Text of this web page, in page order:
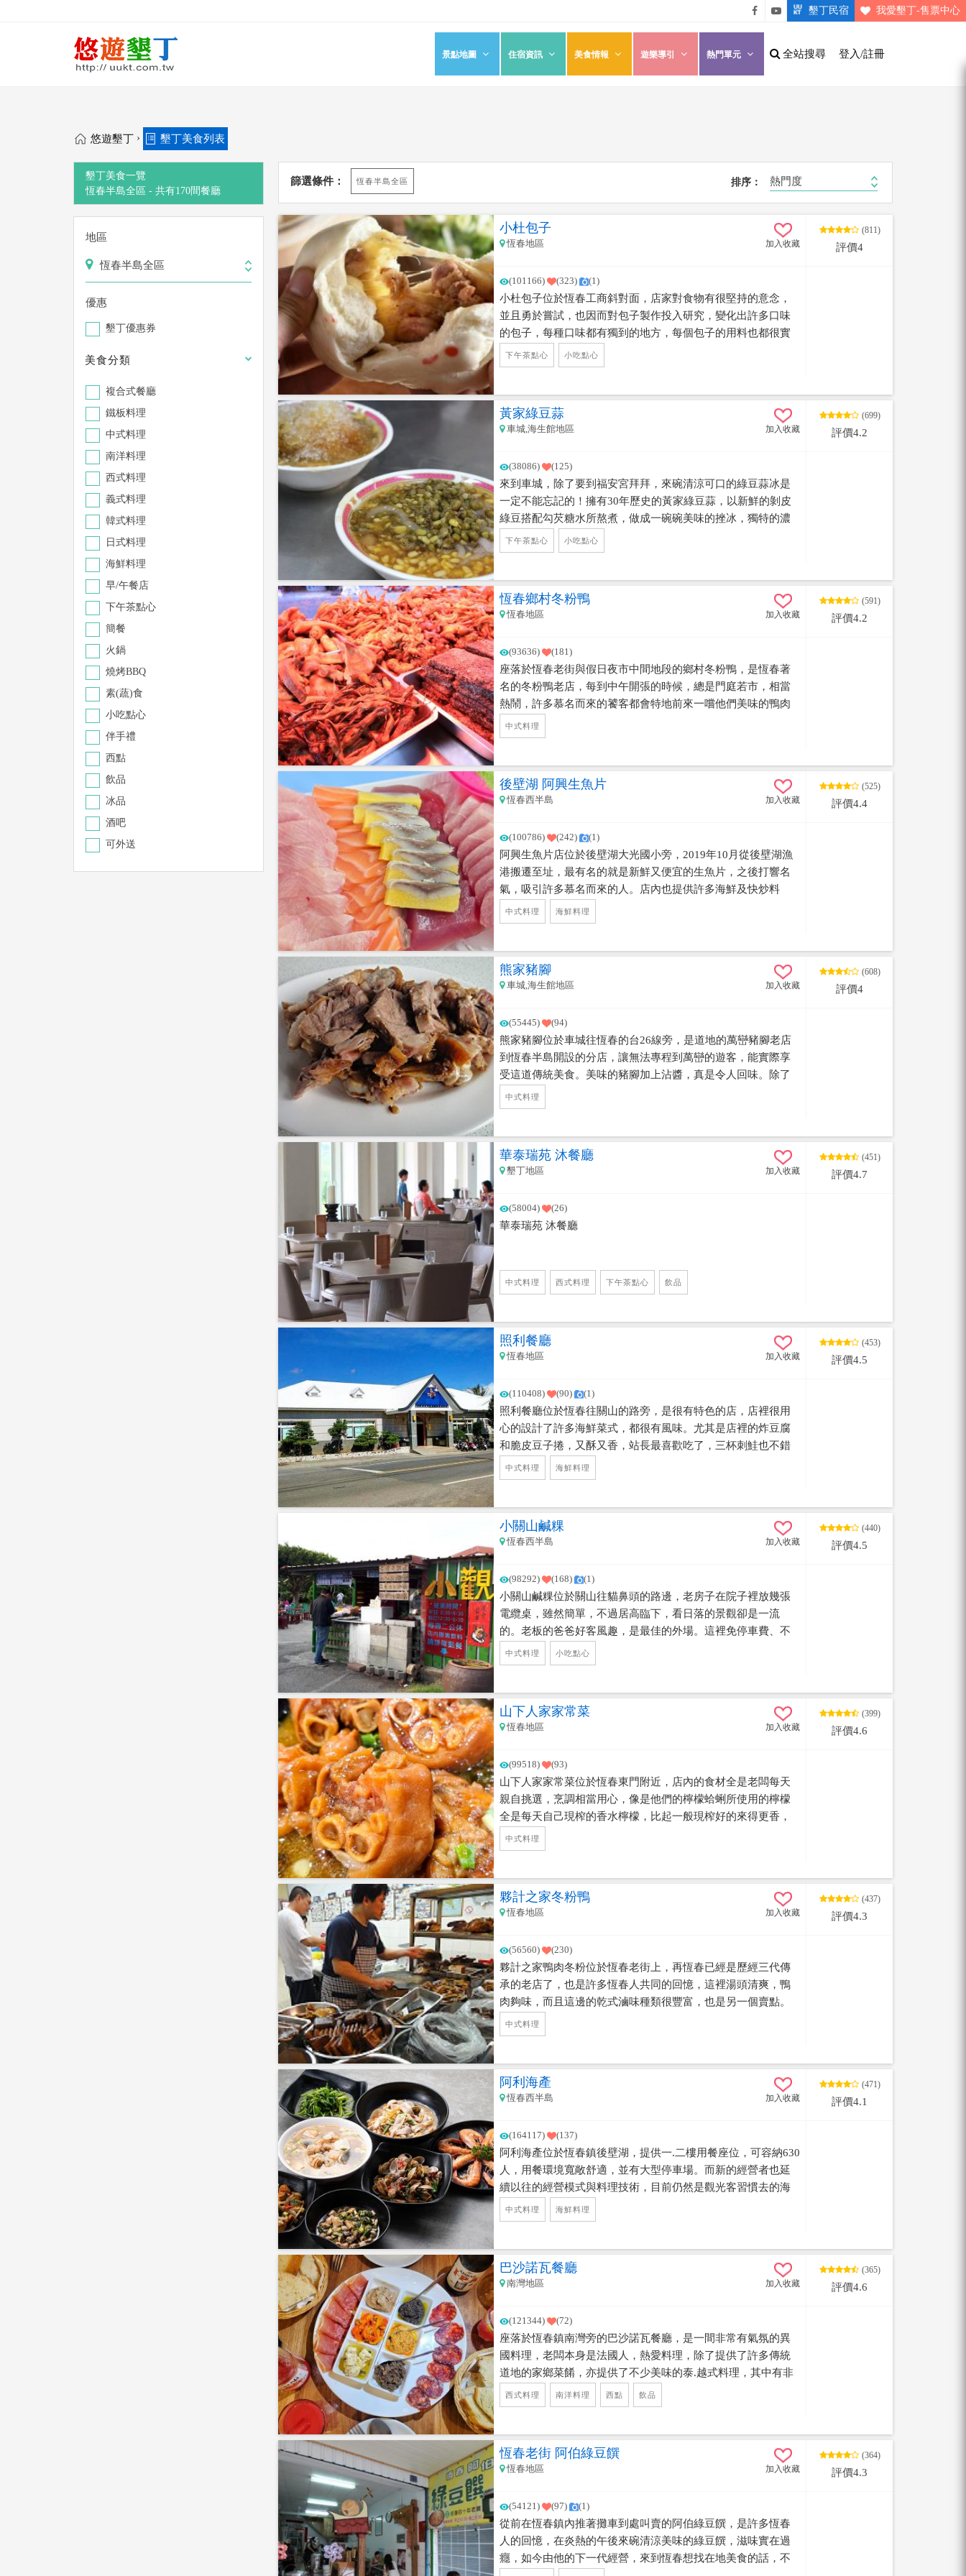
悠遊
墾丁
粉絲
墾丁
墾丁民宿 我愛墾丁-售票中心
登入/註冊
全站搜尋
景點地圖 住宿資訊 美食情報 遊樂導引 熱門單元
悠遊墾丁 › 墾丁美食列表
墾丁美食一覽
恆春半島全區 - 共有170間餐廳
地區
恆春半島全區
優惠
墾丁優惠券
美食分類
複合式餐廳
鐵板料理
中式料理
南洋料理
西式料理
義式料理
韓式料理
日式料理
海鮮料理
早/午餐店
下午茶點心
簡餐
火鍋
燒烤BBQ
素(蔬)食
小吃點心
伴手禮
西點
飲品
冰品
酒吧
可外送
篩選條件： 恆春半島全區 排序： 熱門度
小杜包子
恆春地區 加入收藏
(811)
評價4
(101166) (323) (1)
小杜包子位於恆春工商斜對面，店家對食物有很堅持的意念，
並且勇於嘗試，也因而對包子製作投入研究，變化出許多口味
的包子，每種口味都有獨到的地方，每個包子的用料也都很實
在， 其牛奶饅頭及焦糖奶茶，不用奶精，而堅持以純正鮮奶下
去製作，連飲料的冬瓜茶，都是以純正冬瓜下去熬，很有味
下午茶點心 小吃點心
黃家綠豆蒜
車城,海生館地區 加入收藏
(699)
評價4.2
(38086) (125)
來到車城，除了要到福安宮拜拜，來碗清涼可口的綠豆蒜冰是
一定不能忘記的！擁有30年歷史的黃家綠豆蒜，以新鮮的剝皮
綠豆搭配勾芡糖水所熬煮，做成一碗碗美味的挫冰，獨特的濃
郁口感讓饕客們流連忘返，也因此每到假日總是高朋滿座，想
要來嚐鮮的朋友們可要記得要早點去排隊哦！
下午茶點心 小吃點心
恆春鄉村冬粉鴨
恆春地區 加入收藏
(591)
評價4.2
(93636) (181)
座落於恆春老街與假日夜市中間地段的鄉村冬粉鴨，是恆春著
名的冬粉鴨老店，每到中午開張的時候，總是門庭若市，相當
熱鬧，許多慕名而來的饕客都會特地前來一嚐他們美味的鴨肉
料理，除了招牌的鴨肉冬粉，他們也提供了各式各樣的鴨肉滷
味，熟客都知道一定要挾一大盤來配才對味，配上店家自製的
中式料理
後壁湖 阿興生魚片
恆春西半島 加入收藏
(525)
評價4.4
(100786) (242) (1)
阿興生魚片店位於後壁湖大光國小旁，2019年10月從後壁湖漁
港搬遷至址，最有名的就是新鮮又便宜的生魚片，之後打響名
氣，吸引許多慕名而來的人。店內也提供許多海鮮及快炒料
理，每到假日都是一位難求喔。
中式料理 海鮮料理
熊家豬腳
車城,海生館地區 加入收藏
(608)
評價4
(55445) (94)
熊家豬腳位於車城往恆春的台26線旁，是道地的萬巒豬腳老店
到恆春半島開設的分店，讓無法專程到萬巒的遊客，能實際享
受這道傳統美食。美味的豬腳加上沾醬，真是令人回味。除了
本身美味的豬腳，電視本土劇的取景也讓這裡更加知名。
中式料理
華泰瑞苑 沐餐廳
墾丁地區 加入收藏
(451)
評價4.7
(58004) (26)
華泰瑞苑 沐餐廳
中式料理 西式料理 下午茶點心 飲品
照利餐廳
恆春地區 加入收藏
(453)
評價4.5
(110408) (90) (1)
照利餐廳位於恆春往關山的路旁，是很有特色的店，店裡很用
心的設計了許多海鮮菜式，都很有風味。尤其是店裡的炸豆腐
和脆皮豆子捲，又酥又香，站長最喜歡吃了，三杯刺鮭也不錯
哦！遇上野薑花盛產期，更不可錯過店裡的野薑花炒肉絲，真
的令人齒頰留香。來墾丁可以來嚐嚐這些當地的小館子。
中式料理 海鮮料理
小關山鹹粿
恆春西半島 加入收藏
(440)
評價4.5
(98292) (168) (1)
小關山鹹粿位於關山往貓鼻頭的路邊，老房子在院子裡放幾張
電纜桌，雖然簡單，不過居高臨下，看日落的景觀卻是一流
的。老板的爸爸好客風趣，是最佳的外場。這裡免停車費、不
用買票、不須罰站，可以悠哉的買盤鹹粿或黑輪米血，坐下來
好好欣賞夕陽的地方。
中式料理 小吃點心
山下人家家常菜
恆春地區 加入收藏
(399)
評價4.6
(99518) (93)
山下人家家常菜位於恆春東門附近，店內的食材全是老闆每天
親自挑選，烹調相當用心，像是他們的檸檬蛤蜊所使用的檸檬
全是每天自己現榨的香水檸檬，比起一般現榨好的來得更香，
味道也更好，醬料也都是花時間細細熬煮的，不少菜色也盡量
配合當地、當季的食材，像是滿州的雨來菇、墾丁的倒吊魚…..
中式料理
夥計之家冬粉鴨
恆春地區 加入收藏
(437)
評價4.3
(56560) (230)
夥計之家鴨肉冬粉位於恆春老街上，再恆春已經是歷經三代傳
承的老店了，也是許多恆春人共同的回憶，這裡湯頭清爽，鴨
肉夠味，而且這邊的乾式滷味種類很豐富，也是另一個賣點。
由於主要的客群都是晚間及深夜，所以要下午5:00才會開始賣
喔。
中式料理
阿利海產
恆春西半島 加入收藏
(471)
評價4.1
(164117) (137)
阿利海產位於恆春鎮後壁湖，提供一.二樓用餐座位，可容納630
人，用餐環境寬敞舒適，並有大型停車場。而新的經營者也延
續以往的經營模式與料理技術，目前仍然是觀光客習慣去的海
產店。
中式料理 海鮮料理
巴沙諾瓦餐廳
南灣地區 加入收藏
(365)
評價4.6
(121344) (72)
座落於恆春鎮南灣旁的巴沙諾瓦餐廳，是一間非常有氣氛的異
國料理，老闆本身是法國人，熱愛料理，除了提供了許多傳統
道地的家鄉菜餚，亦提供了不少美味的泰.越式料理，其中有非
常多私房料理都相當特別，像是加入了蘇門答臘的特殊香料的
牛肉咖哩，還有使用了六種不同起司搭配的地中海拼盤，每一
西式料理 南洋料理 西點 飲品
恆春老街 阿伯綠豆饌
恆春地區 加入收藏
(364)
評價4.3
(54121) (97) (1)
從前在恆春鎮內推著攤車到處叫賣的阿伯綠豆饌，是許多恆春
人的回憶，在炎熱的午後來碗清涼美味的綠豆饌，滋味實在過
癮，如今由他的下一代經營，來到恆春想找在地美食的話，不